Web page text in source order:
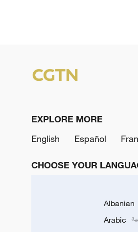
EXPLORE MORE
English
Español
CHOOSE YOUR
Albanian
Arabic